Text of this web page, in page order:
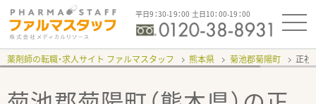
平日9：30-19：00 土日10：00-19：00
薬剤師の転職・求人サイト ファルマスタッフ 熊本県 菊池郡菊陽町 正